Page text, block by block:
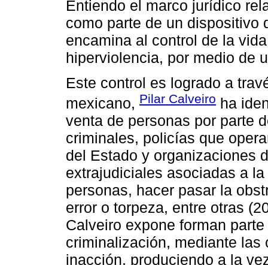
Entiendo el marco jurídico
como parte de un dispositivo
encamina al control de la
hiperviolencia, por medio de
Este control es logrado a
mexicano, Pilar Calveiro ha
venta de personas por parte
criminales, policías que
del Estado y organizaciones
extrajudiciales asociadas a
personas, hacer pasar la
error o torpeza, entre otras
Calveiro expone forman
criminalización, mediante
inacción, produciendo a la